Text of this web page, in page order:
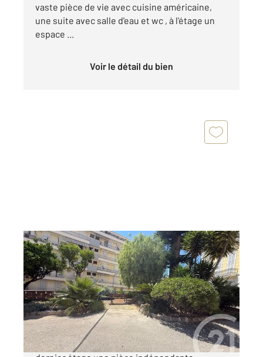
vaste pièce de vie avec cuisine américaine,
une suite avec salle d'eau et wc , à l'étage un
espace ...
Voir le détail du bien
MENTON 06
13 m2, 1 pièce
Ref : 747
Appartement F1 à vendre
65 000 €
Résidence les Iles Britannique Au 4e et